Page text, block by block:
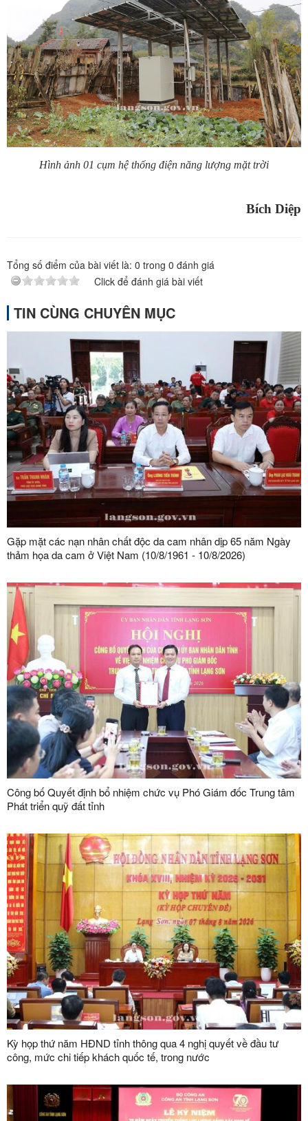
Hình ảnh 01 cụm hệ thống điện năng lượng mặt trời
Bích Diệp
Tổng số điểm của bài viết là: 0 trong 0 đánh giá
Click để đánh giá bài viết
TIN CÙNG CHUYÊN MỤC
Gặp mặt các nạn nhân chất độc da cam nhân dịp 65 năm Ngày
thảm họa da cam ở Việt Nam (10/8/1961 - 10/8/2026)
Công bố Quyết định bổ nhiệm chức vụ Phó Giám đốc Trung tâm
Phát triển quỹ đất tỉnh
Kỳ họp thứ năm HĐND tỉnh thông qua 4 nghị quyết về đầu tư
công, mức chi tiếp khách quốc tế, trong nước